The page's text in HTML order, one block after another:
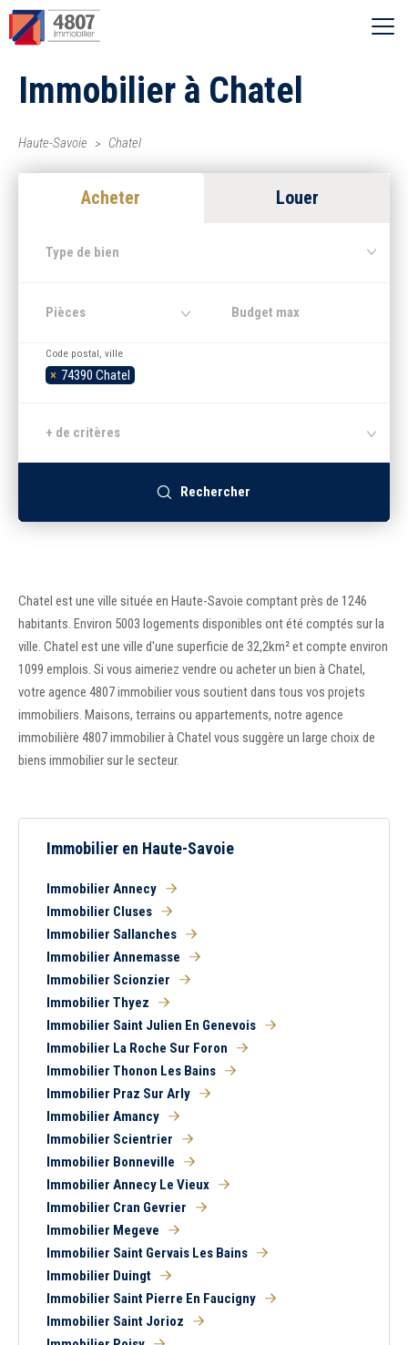
Vente
Location
Estimer
Recherche par ville
Ouvrir le menu
Immobilier à Chatel
Haute-Savoie Chatel
Acheter Louer
Type de bien
Pièces
× 74390 Chatel
Code postal, ville
+ de critères
Rechercher
Chatel est une ville située en Haute-Savoie comptant près de 1246
habitants. Environ 5003 logements disponibles ont été comptés sur la
ville. Chatel est une ville d'une superficie de 32,2km² et compte environ
1099 emplois. Si vous aimeriez vendre ou acheter un bien à Chatel,
votre agence 4807 immobilier vous soutient dans tous vos projets
immobiliers. Maisons, terrains ou appartements, notre agence
immobilière 4807 immobilier à Chatel vous suggère un large choix de
biens immobilier sur le secteur.
Immobilier en Haute-Savoie
Immobilier Annecy
Immobilier Cluses
Immobilier Sallanches
Immobilier Annemasse
Immobilier Scionzier
Immobilier Thyez
Immobilier Saint Julien En Genevois
Immobilier La Roche Sur Foron
Immobilier Thonon Les Bains
Immobilier Praz Sur Arly
Immobilier Amancy
Immobilier Scientrier
Immobilier Bonneville
Immobilier Annecy Le Vieux
Immobilier Cran Gevrier
Immobilier Megeve
Immobilier Saint Gervais Les Bains
Immobilier Duingt
Immobilier Saint Pierre En Faucigny
Immobilier Saint Jorioz